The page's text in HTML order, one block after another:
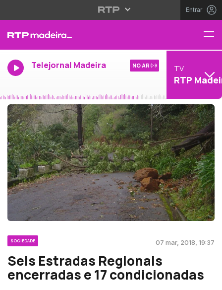
Entrar
Telejornal Madeira NO AR TV
RTP
SOCIEDADE 07 mar, 2018, 19:37
Seis Estradas Regionais
encerradas e 17 condicionadas